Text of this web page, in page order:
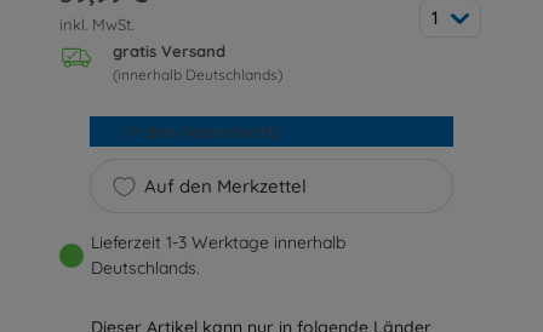
inkl. MwSt.
gratis Versand
(innerhalb Deutschlands)
1
Auf den Merkzettel
In den Warenkorb
Lieferzeit 1-3 Werktage innerhalb
Deutschlands.
Dieser Artikel kann nur in folgende Länder